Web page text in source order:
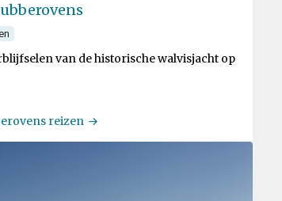
van de historische walvisjacht op
reizen